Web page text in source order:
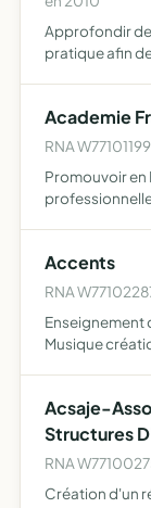
Approfondir
pratique afin
co…
Academie
RNA
Promouvoir en
concour…
Accents
RNA
Enseignement
Musique
Acsaje-
Structures
RNA
Création d'un